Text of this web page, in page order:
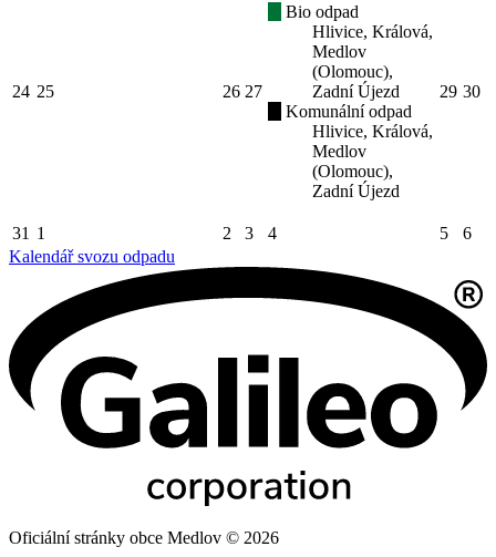
24 25 26 27
Bio odpad
Hlivice, Králová,
Medlov
(Olomouc),
Zadní Újezd
Komunální odpad
Hlivice, Králová,
Medlov
(Olomouc),
Zadní Újezd
29 30
31 1 2 3 4 5
6
Kalendář svozu odpadu
Oficiální stránky obce Medlov © 2026